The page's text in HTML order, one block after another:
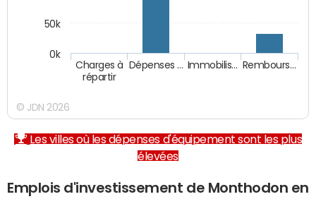
Charges à
répartir
Dépenses … Immobilis… Rembours…
0k
50k
© JDN 2026
Les villes où les dépenses d'équipement sont les plus
élevées
Emplois d'investissement de Monthodon en